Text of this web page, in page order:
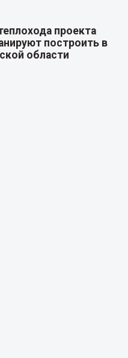
проекта
построить в
области